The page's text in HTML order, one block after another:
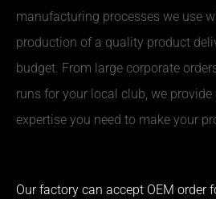
manufacturing processes we use
production of a quality product
budget. From large corporate
runs for your local club, we
expertise you need to make your
Our factory can accept OEM order